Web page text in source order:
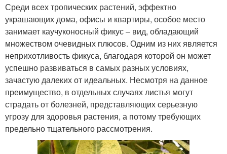
Среди всех тропических растений, эффектно
украшающих дома, офисы и квартиры, особое место
занимает каучуконосный фикус – вид, обладающий
множеством очевидных плюсов. Одним из них является
неприхотливость фикуса, благодаря которой он может
успешно развиваться в самых разных условиях,
зачастую далеких от идеальных. Несмотря на данное
преимущество, в отдельных случаях листья могут
страдать от болезней, представляющих серьезную
угрозу для здоровья растения, а потому требующих
предельно тщательного рассмотрения.